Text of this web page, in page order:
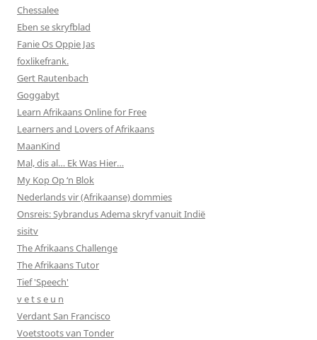
Chessalee
Eben se skryfblad
Fanie Os Oppie Jas
foxlikefrank.
Gert Rautenbach
Goggabyt
Learn Afrikaans Online for Free
Learners and Lovers of Afrikaans
MaanKind
Mal, dis al… Ek Was Hier…
My Kop Op ‘n Blok
Nederlands vir (Afrikaanse) dommies
Onsreis: Sybrandus Adema skryf vanuit Indië
sisitv
The Afrikaans Challenge
The Afrikaans Tutor
Tief 'Speech'
v e t s e u n
Verdant San Francisco
Voetstoots van Tonder